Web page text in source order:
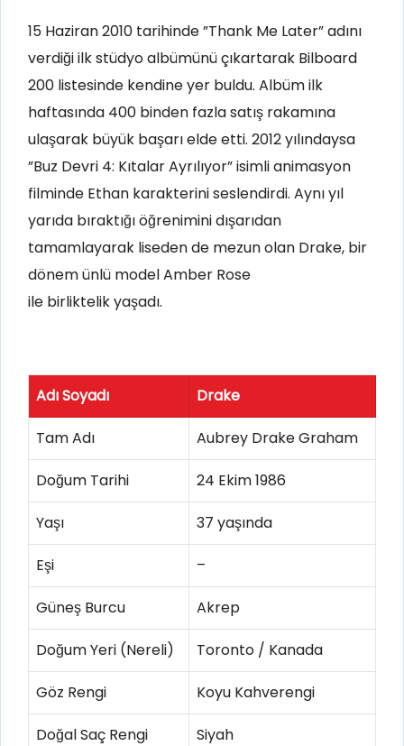
15 Haziran 2010 tarihinde ”Thank Me Later” adını
verdiği ilk stüdyo albümünü çıkartarak Bilboard
200 listesinde kendine yer buldu. Albüm ilk
haftasında 400 binden fazla satış rakamına
ulaşarak büyük başarı elde etti. 2012 yılındaysa
”Buz Devri 4: Kıtalar Ayrılıyor” isimli animasyon
filminde Ethan karakterini seslendirdi. Aynı yıl
yarıda bıraktığı öğrenimini dışarıdan
tamamlayarak liseden de mezun olan Drake, bir
dönem ünlü model Amber Rose
ile birliktelik yaşadı.
Adı Soyadı Drake
Tam Adı Aubrey Drake Graham
Doğum Tarihi 24 Ekim 1986
Yaşı 37 yaşında
Eşi –
Güneş Burcu Akrep
Doğum Yeri (Nereli) Toronto / Kanada
Göz Rengi Koyu Kahverengi
Doğal Saç Rengi Siyah